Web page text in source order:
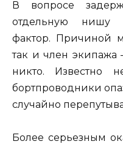
В вопросе
отдельную нишу
фактор. Причиной
так и член экипажа
никто. Известно
бортпроводники
случайно
Более серьезным